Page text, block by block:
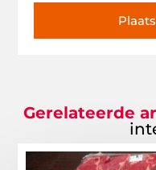
Gerelateerde